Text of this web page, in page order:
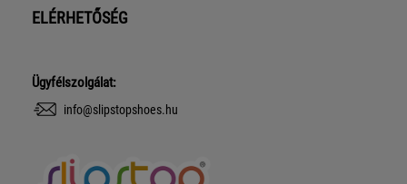
ELÉRHETŐSÉG
Ügyfélszolgálat:
info@slipstopshoes.hu